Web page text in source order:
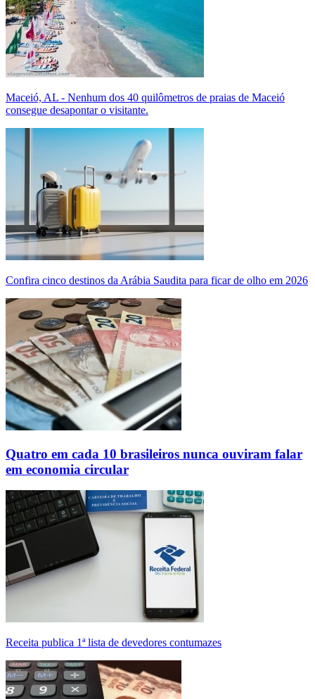
Maceió, AL - Nenhum dos 40 quilômetros de praias de Maceió
consegue desapontar o visitante.
Confira cinco destinos da Arábia Saudita para ficar de olho em 2026
Quatro em cada 10 brasileiros nunca ouviram falar
em economia circular
Receita publica 1ª lista de devedores contumazes